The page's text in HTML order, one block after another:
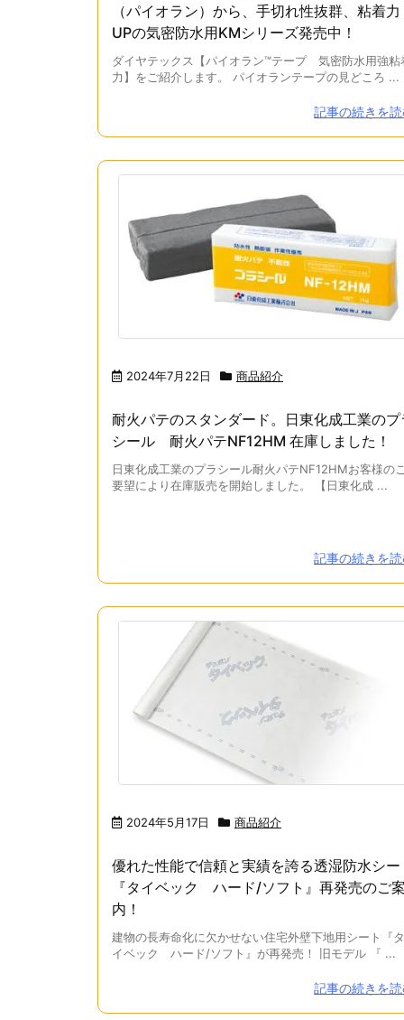
（パイオラン）から、手切れ性抜群、粘着力
UPの気密防水用KMシリーズ発売中！
ダイヤテックス【パイオラン™テープ 気密防水用強粘
力】をご紹介します。 パイオランテープの見どころ ...
記事の続きを
2024年7月22日 商品紹介
耐火パテのスタンダード。日東化成工業のプ
シール 耐火パテNF12HM 在庫しました！
日東化成工業のプラシール耐火パテNF12HMお客様の
要望により在庫販売を開始しました。 【日東化成 ...
記事の続きを
2024年5月17日 商品紹介
優れた性能で信頼と実績を誇る透湿防水シー
『タイベック ハード/ソフト』再発売のご
内！
建物の長寿命化に欠かせない住宅外壁下地用シート『タ
イベック ハード/ソフト』が再発売！ 旧モデル 『 ...
記事の続きを